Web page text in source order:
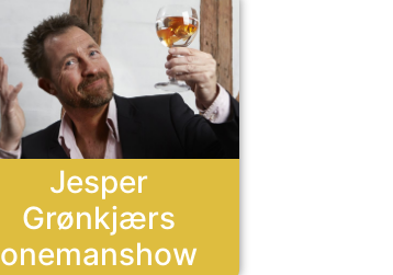
Jesper
Grønkjærs
onemanshow